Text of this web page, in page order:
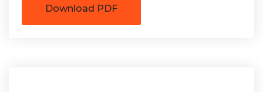
Download PDF